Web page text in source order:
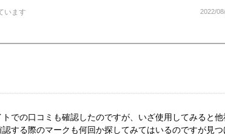
います 2022/
での口コミも確認したのですが、いざ使用してみると他
する際のマークも何回か探してみてはいるのですが見つ